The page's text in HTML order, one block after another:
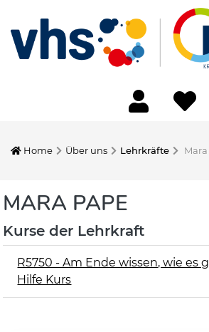
Home Über uns Lehrkräfte
MARA PAPE
Kurse der Lehrkraft
R5750 - Am Ende wissen, wie es
Hilfe Kurs